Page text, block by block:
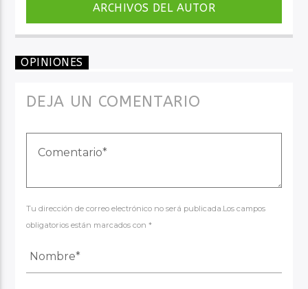
ARCHIVOS DEL AUTOR
OPINIONES
DEJA UN COMENTARIO
Tu dirección de correo electrónico no será publicada.Los campos
obligatorios están marcados con *